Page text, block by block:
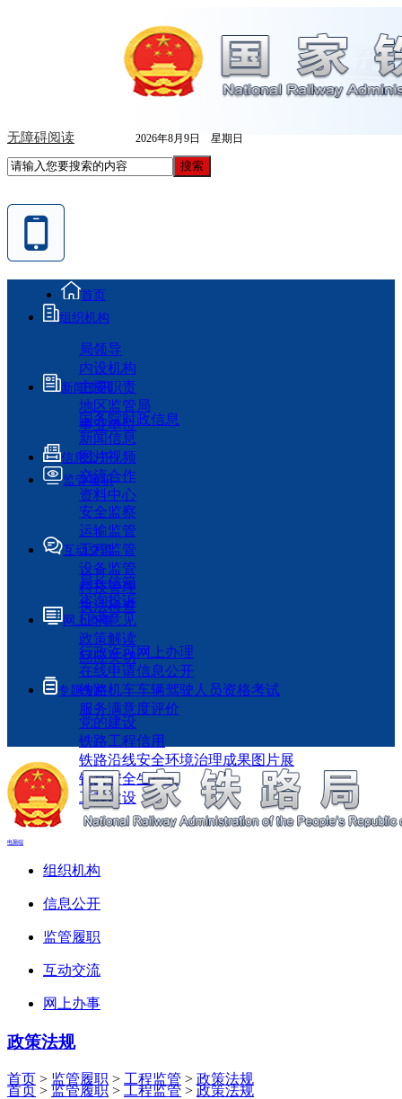
无障碍阅读 2026年8月9日 星期日
首页
组织机构
局领导
内设机构
主要职责
地区监管局
事业单位
新闻资讯
国务院时政信息
新闻信息
图片视频
交流合作
资料中心
信息公开
监管履职
安全监察
运输监管
工程监管
设备监管
科技管理
执法检查
互动交流
局长信箱
咨询投诉
征求意见
政策解读
回应关切
网上办事
行政许可网上办理
在线申请信息公开
铁路机车车辆驾驶人员资格考试
服务满意度评价
专题专栏
党的建设
铁路工程信用
铁路沿线安全环境治理成果图片展
铁路安全生产月
工程建设
电脑端
组织机构
信息公开
监管履职
互动交流
网上办事
政策法规
首页 > 监管履职 > 工程监管 > 政策法规
首页 > 监管履职 > 工程监管 > 政策法规